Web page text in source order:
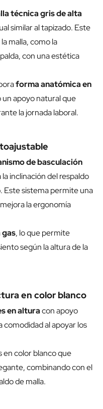
técnica gris de alta
similar al tapizado. Este
malla, como la
con una estética
forma anatómica en
apoyo natural que
la jornada laboral.
de basculación
la inclinación del respaldo
Este sistema permite una
la ergonomía
gas, lo que permite
según la altura de la
en color blanco
en alturacon apoyo
al apoyar los
en color blanco que
combinando con el
de malla.